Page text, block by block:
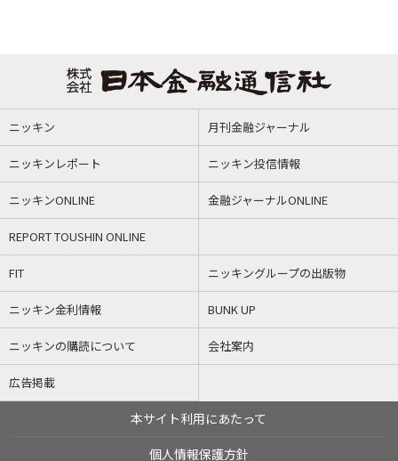
ニッキン 月刊金融ジャーナル
ニッキンレポート ニッキン投信情報
ニッキンONLINE 金融ジャーナルONLINE
REPORT TOUSHIN ONLINE
FIT ニッキングループの出版物
ニッキン金利情報 BUNK UP
ニッキンの購読について 会社案内
広告掲載
本サイト利用にあたって
個人情報保護方針